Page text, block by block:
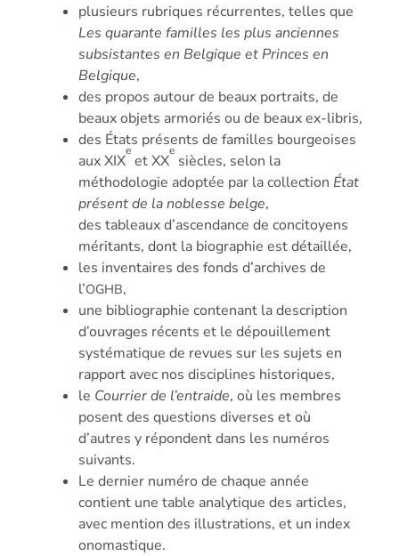
plusieurs rubriques récurrentes, telles que
Les quarante familles les plus anciennes
subsistantes en Belgique et Princes en
Belgique,
des propos autour de beaux portraits, de
beaux objets armoriés ou de beaux ex-libris,
des États présents de familles bourgeoises
aux XIX
e
et XX
e
siècles, selon la
méthodologie adoptée par la collection État
présent de la noblesse belge,
des tableaux d’ascendance de concitoyens
méritants, dont la biographie est détaillée,
les inventaires des fonds d’archives de
l’OGHB,
une bibliographie contenant la description
d’ouvrages récents et le dépouillement
systématique de revues sur les sujets en
rapport avec nos disciplines historiques,
le Courrier de l’entraide, où les membres
posent des questions diverses et où
d’autres y répondent dans les numéros
suivants.
Le dernier numéro de chaque année
contient une table analytique des articles,
avec mention des illustrations, et un index
onomastique.